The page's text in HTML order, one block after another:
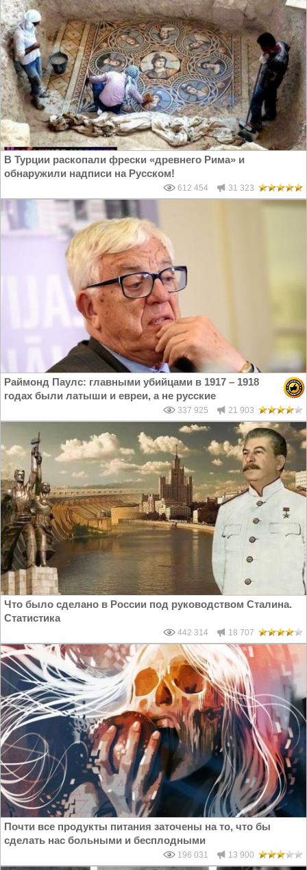
В Турции раскопали фрески «древнего Рима» и
обнаружили надписи на Русском!
612 454 31 323
Раймонд Паулс: главными убийцами в 1917 – 1918
годах были латыши и евреи, а не русские
337 925 21 903
Что было сделано в России под руководством Сталина.
Статистика
442 314 18 707
Почти все продукты питания заточены на то, что бы
сделать нас больными и бесплодными
196 031 13 900